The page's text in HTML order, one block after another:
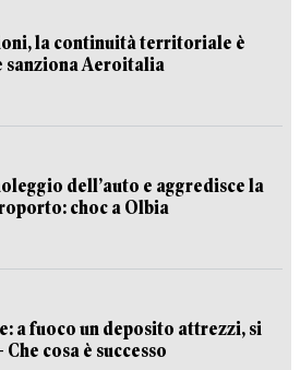
la continuità territoriale è
sanziona Aeroitalia
dell’auto e aggredisce la
choc a Olbia
a fuoco un deposito attrezzi, si
cosa è successo